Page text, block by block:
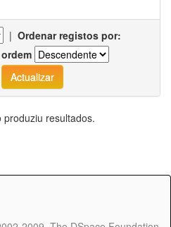
| Ordenar registos por:
produziu resultados.